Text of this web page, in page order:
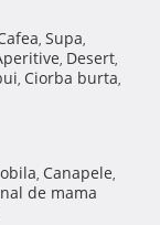
, Supa,
, Desert,
, Ciorba burta,
, Canapele,
de mama